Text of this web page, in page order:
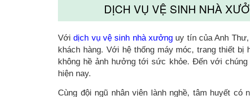
DỊCH VỤ VỆ SINH NHÀ
Vớidịch vụ vệ sinh nhà xưởng uy tín của Anh
khách hàng. Với hệ thống máy móc, trang thiết
không hề ảnh hưởng tới sức khỏe. Đến với
hiện nay.
Cùng đội ngũ nhân viên lành nghề, tâm huyết